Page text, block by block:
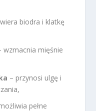
biodra i klatkę
wzmacnia mięśnie
– przynosi ulgę i
pełne